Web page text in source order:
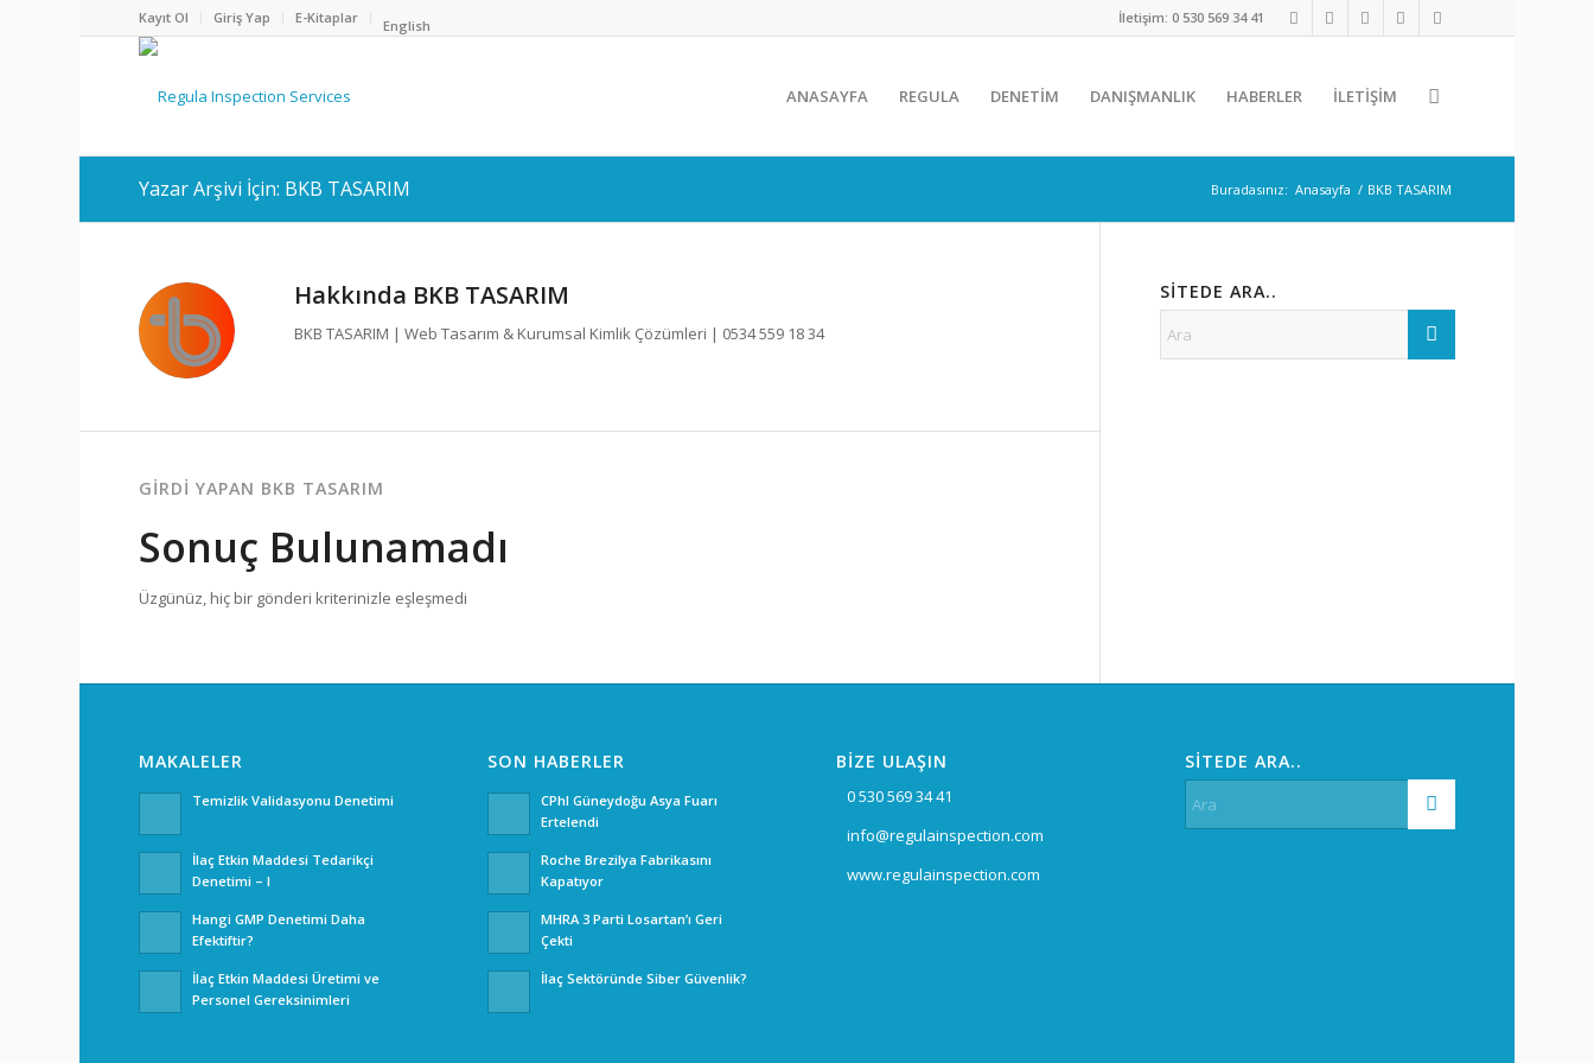
Kayıt Ol Giriş Yap E-Kitaplar English İletişim: 0 530 569 34 41
ANASAYFA REGULA DENETİM DANIŞMANLIK HABERLER İLETİŞİM
Yazar Arşivi İçin: BKB TASARIM Buradasınız: Anasayfa / BKB TASARIM
Hakkında BKB TASARIM
BKB TASARIM | Web Tasarım & Kurumsal Kimlik Çözümleri | 0534 559 18 34
GIRDI YAPAN BKB TASARIM
Sonuç Bulunamadı
Üzgünüz, hiç bir gönderi kriterinizle eşleşmedi
SITEDE ARA..
MAKALELER
Temizlik Validasyonu Denetimi
İlaç Etkin Maddesi Tedarikçi
Denetimi – I
Hangi GMP Denetimi Daha
Efektiftir?
İlaç Etkin Maddesi Üretimi ve
Personel Gereksinimleri
SON HABERLER
CPhI Güneydoğu Asya Fuarı
Ertelendi
Roche Brezilya Fabrikasını
Kapatıyor
MHRA 3 Parti Losartan’ı Geri
Çekti
İlaç Sektöründe Siber Güvenlik?
BİZE ULAŞIN
0 530 569 34 41
info@regulainspection.com
www.regulainspection.com
SİTEDE ARA..